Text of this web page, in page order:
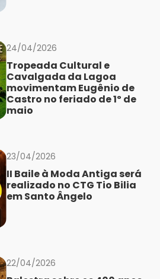
24/04/2026
Tropeada Cultural e
Cavalgada da Lagoa
movimentam Eugênio de
Castro no feriado de 1º de
maio
23/04/2026
II Baile à Moda Antiga será
realizado no CTG Tio Bilia
em Santo Ângelo
22/04/2026